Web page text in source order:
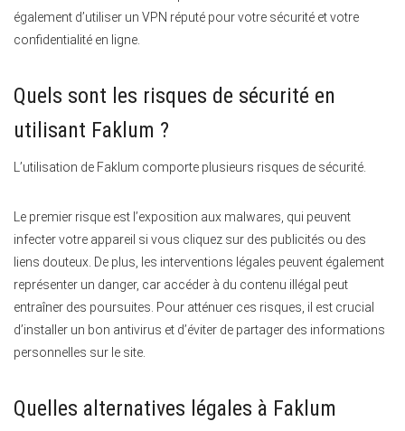
également d’utiliser un VPN réputé pour votre sécurité et votre
confidentialité en ligne.
Quels sont les risques de sécurité en
utilisant Faklum ?
L’utilisation de Faklum comporte plusieurs risques de sécurité.
Le premier risque est l’exposition aux malwares, qui peuvent
infecter votre appareil si vous cliquez sur des publicités ou des
liens douteux. De plus, les interventions légales peuvent également
représenter un danger, car accéder à du contenu illégal peut
entraîner des poursuites. Pour atténuer ces risques, il est crucial
d’installer un bon antivirus et d’éviter de partager des informations
personnelles sur le site.
Quelles alternatives légales à Faklum